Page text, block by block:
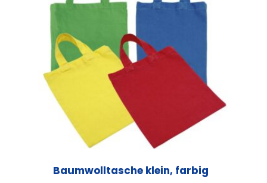
Baumwolltasche klein, farbig